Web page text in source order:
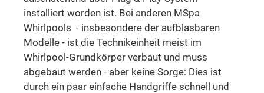
installiert worden ist. Bei anderen MSpa
Whirlpools - insbesondere der aufblasbaren
Modelle - ist die Technikeinheit meist im
Whirlpool-Grundkörper verbaut und muss
abgebaut werden - aber keine Sorge: Dies ist
durch ein paar einfache Handgriffe schnell und